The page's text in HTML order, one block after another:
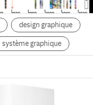
design graphique
système graphique